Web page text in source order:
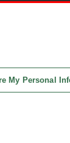
My Personal